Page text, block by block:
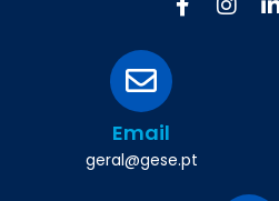
Email
geral@gese.pt